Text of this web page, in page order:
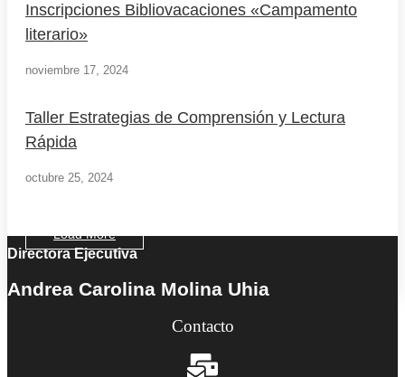
Inscripciones Bibliovacaciones «Campamento
literario»
noviembre 17, 2024
Taller Estrategias de Comprensión y Lectura
Rápida
octubre 25, 2024
Load More
End of Content.
Directora Ejecutiva
Andrea Carolina Molina Uhia
Contacto